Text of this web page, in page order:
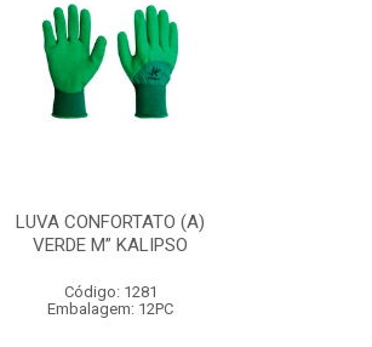
LUVA CONFORTATO (A)
VERDE M” KALIPSO
Código: 1281
Embalagem: 12PC